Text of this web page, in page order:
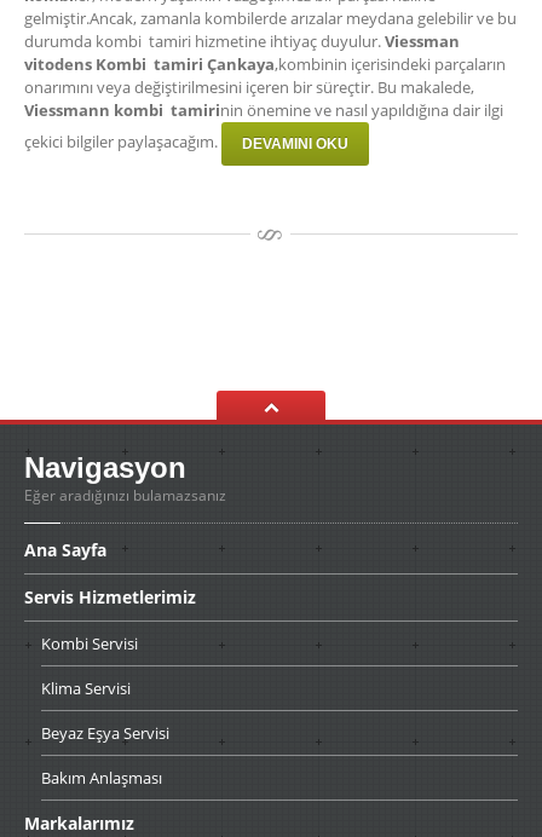
gelmiştir.Ancak, zamanla kombilerde arızalar meydana gelebilir ve bu
durumda kombi tamiri hizmetine ihtiyaç duyulur.Viessman
vitodens Kombi tamiri Çankaya,kombinin içerisindeki parçaların
onarımını veya değiştirilmesini içeren bir süreçtir. Bu makalede,
Viessmann kombi tamirinin önemine ve nasıl yapıldığına dair ilgi
çekici bilgiler paylaşacağım.
DEVAMINI OKU
Navigasyon
Eğer aradığınızı bulamazsanız
Ana Sayfa
Servis Hizmetlerimiz
KombiServisi
KlimaServisi
Beyaz Eşya Servisi
Bakım Anlaşması
Markalarımız